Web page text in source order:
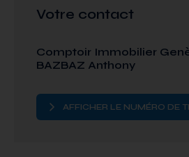
Votre contact
Comptoir Immobilier
BAZBAZ Anthony
AFFICHER LE NUMÉRO DE